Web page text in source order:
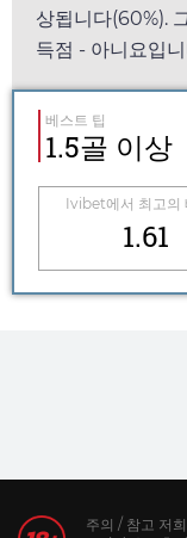
상됩니다(60%).
득점 - 아니요입
베스트 팁
1.5골 이상
Ivibet에서 최고의
1.61
주의 / 참고 저